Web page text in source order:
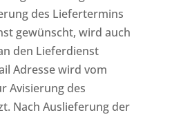
des Liefertermins
gewünscht, wird auch
den Lieferdienst
Adresse wird vom
Avisierung des
Nach Auslieferung der